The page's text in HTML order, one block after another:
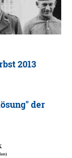
2013
der